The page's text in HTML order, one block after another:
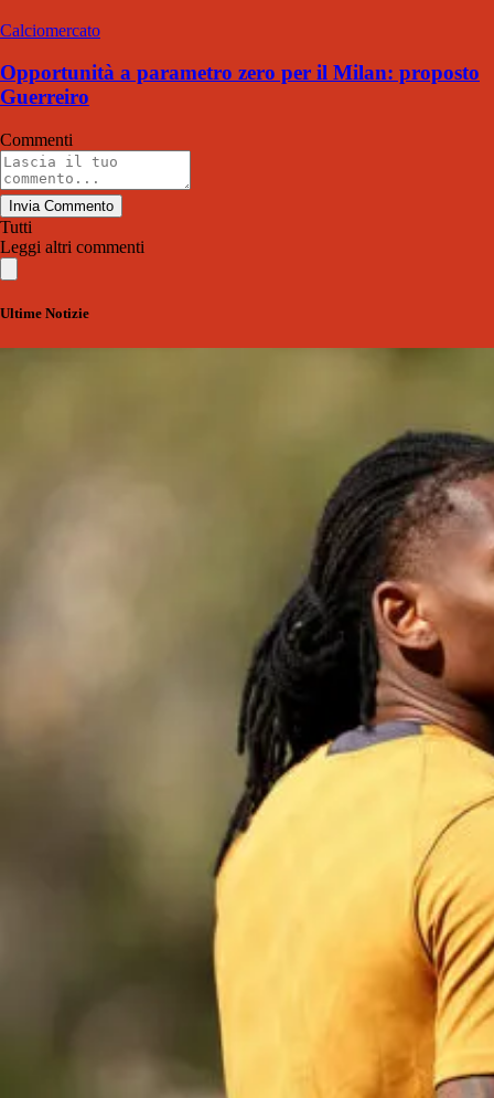
Calciomercato
Opportunità a parametro zero per il Milan: proposto
Guerreiro
Commenti
Invia Commento
Tutti
Leggi altri commenti
Ultime Notizie